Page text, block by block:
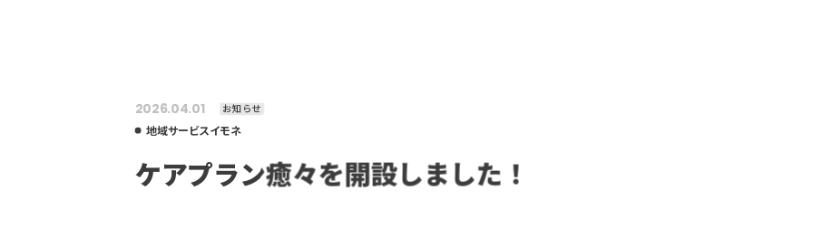
2026.04.01 お知らせ
地域サービスイモネ
ケアプラン癒々を開設しました！